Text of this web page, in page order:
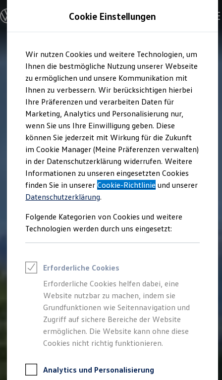
Hauptinhalt
springen
Footer
springen
Modelle und Konfigurator
Konfigurator
Modelle vergleichen
Elektroautos
ENERGY Sondermodelle
Nutzfahrzeuge
SUV und CUV
Familienautos
Kombis
Kompaktwagen
Sportwagen
Schnell verfügbare Fahrzeuge
Angebote und Produkte
Aktuelle Angebote
E-Auto-Förderung
Volkswagen Marktplatz
Die ENERGY Sondermodelle
Junge Gebrauchtwagen und Gebrauchtwagen
Volkswagen Zertifizierte Gebrauchtwagen
Elektromobilität bei Gebrauchtwagen
Saisonangebote
Reifenpakete
Leasing
Leasing-Angebote
Elektroauto Leasing
Kleinwagen-Leasing
Leasing ohne Anzahlung
Finanzierung
Autokredit mit Schlussrate
Versicherungen und Garantien
Kfz-Versicherung
Restschuldversicherungen
Garantien
Professional Class bei Volkswagen
Cookie Einstellungen
Wir nutzen Cookies und weitere Technologien, um
Ihnen die bestmögliche Nutzung unserer Webseite
zu ermöglichen und unsere Kommunikation mit
Ihnen zu verbessern. Wir berücksichtigen hierbei
Ihre Präferenzen und verarbeiten Daten für
Marketing, Analytics und Personalisierung nur,
wenn Sie uns Ihre Einwilligung geben. Diese
können Sie jederzeit mit Wirkung für die Zukunft
im Cookie Manager (Meine Präferenzen verwalten)
in der Datenschutzerklärung widerrufen. Weitere
Informationen zu unseren eingesetzten Cookies
finden Sie in unsererCookie-Richtlinie und unserer
Datenschutzerklärung.
Folgende Kategorien von Cookies und weitere
Technologien werden durch uns eingesetzt:
Erforderliche Cookies
Erforderliche Cookies helfen dabei, eine
Website nutzbar zu machen, indem sie
Grundfunktionen wie Seitennavigation und
Zugriff auf sichere Bereiche der Website
ermöglichen. Die Website kann ohne diese
Cookies nicht richtig funktionieren.
Analytics und Personalisierung